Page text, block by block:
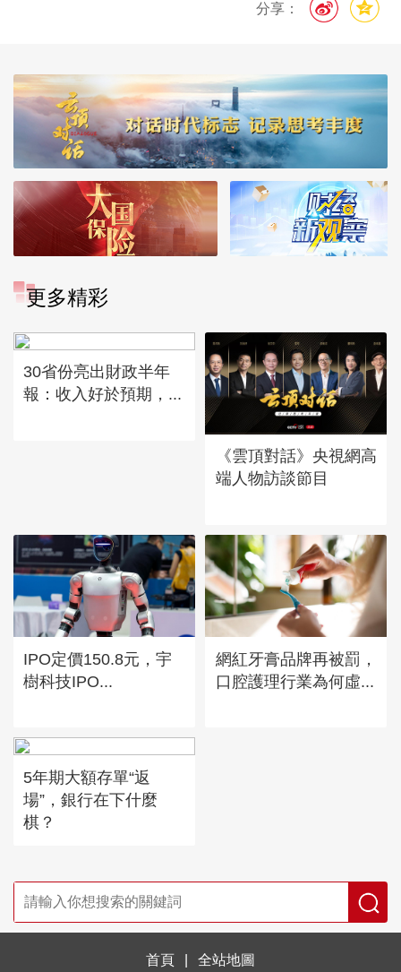
分享：
更多精彩
30省份亮出財政半年
報：收入好於預期，...
《雲頂對話》央視網高
端人物訪談節目
IPO定價150.8元，宇
樹科技IPO...
網紅牙膏品牌再被罰，
口腔護理行業為何虛...
5年期大額存單“返
場”，銀行在下什麼
棋？
首頁 全站地圖